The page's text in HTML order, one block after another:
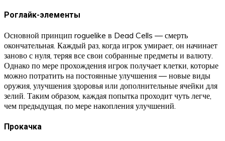
Роглайк-элементы
Основной принцип roguelike в Dead Cells — смерть
окончательная. Каждый раз, когда игрок умирает, он начинает
заново с нуля, теряя все свои собранные предметы и валюту.
Однако по мере прохождения игрок получает клетки, которые
можно потратить на постоянные улучшения — новые виды
оружия, улучшения здоровья или дополнительные ячейки для
зелий. Таким образом, каждая попытка проходит чуть легче,
чем предыдущая, по мере накопления улучшений.
Прокачка